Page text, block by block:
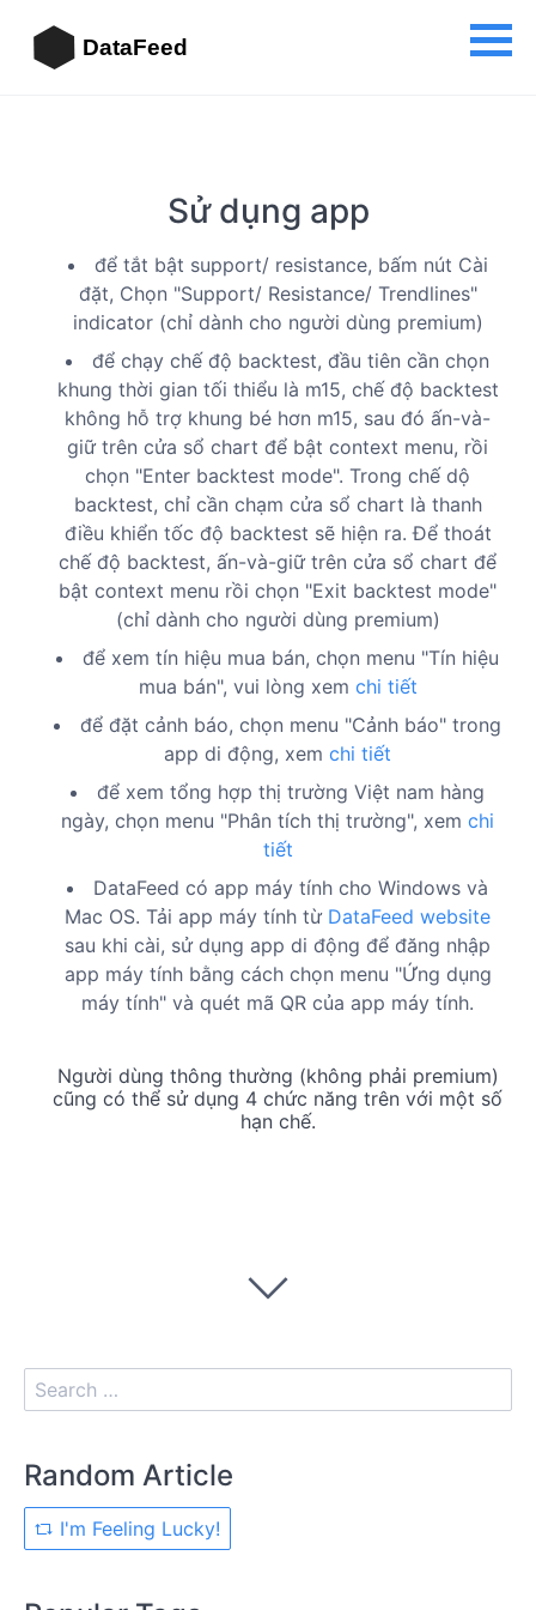
DataFeed
Sử dụng app
để tắt bật support/ resistance, bấm nút Cài
đặt, Chọn "Support/ Resistance/ Trendlines"
indicator (chỉ dành cho người dùng premium)
để chạy chế độ backtest, đầu tiên cần chọn
khung thời gian tối thiểu là m15, chế độ backtest
không hỗ trợ khung bé hơn m15, sau đó ấn-và-
giữ trên cửa sổ chart để bật context menu, rồi
chọn "Enter backtest mode". Trong chế dộ
backtest, chỉ cần chạm cửa sổ chart là thanh
điều khiển tốc độ backtest sẽ hiện ra. Để thoát
chế độ backtest, ấn-và-giữ trên cửa sổ chart để
bật context menu rồi chọn "Exit backtest mode"
(chỉ dành cho người dùng premium)
để xem tín hiệu mua bán, chọn menu "Tín hiệu
mua bán", vui lòng xem chi tiết
để đặt cảnh báo, chọn menu "Cảnh báo" trong
app di động, xem chi tiết
để xem tổng hợp thị trường Việt nam hàng
ngày, chọn menu "Phân tích thị trường", xem chi
tiết
DataFeed có app máy tính cho Windows và
Mac OS. Tải app máy tính từ DataFeed website
sau khi cài, sử dụng app di động để đăng nhập
app máy tính bằng cách chọn menu "Ứng dụng
máy tính" và quét mã QR của app máy tính.
Người dùng thông thường (không phải premium)
cũng có thể sử dụng 4 chức năng trên với một số
hạn chế.
Random Article
I'm Feeling Lucky!